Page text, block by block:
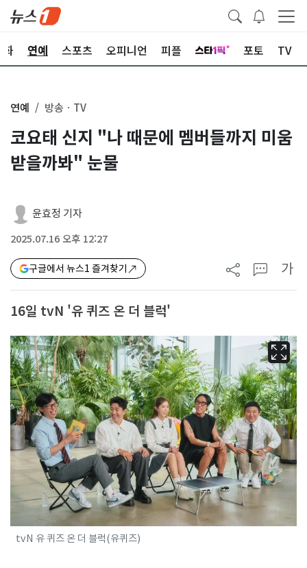
화 연예 스포츠 오피니언 피플 포토 TV
연예 방송ㆍTV
코요태 신지 "나 때문에 멤버들까지 미움
받을까봐" 눈물
윤효정 기자
2025.07.16 오후 12:27
구글에서 뉴스1 즐겨찾기 가
16일 tvN '유 퀴즈 온 더 블럭'
tvN 유 퀴즈 온 더 블럭(유퀴즈)